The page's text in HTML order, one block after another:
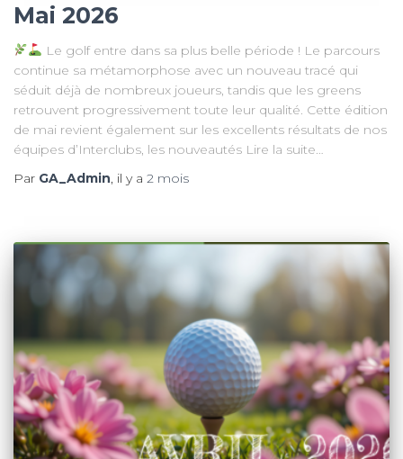
Mai 2026
Le golf entre dans sa plus belle période ! Le parcours
continue sa métamorphose avec un nouveau tracé qui
séduit déjà de nombreux joueurs, tandis que les greens
retrouvent progressivement toute leur qualité. Cette édition
de mai revient également sur les excellents résultats de nos
équipes d’Interclubs, les nouveautés Lire la suite…
Par GA_Admin, il y a 2 mois